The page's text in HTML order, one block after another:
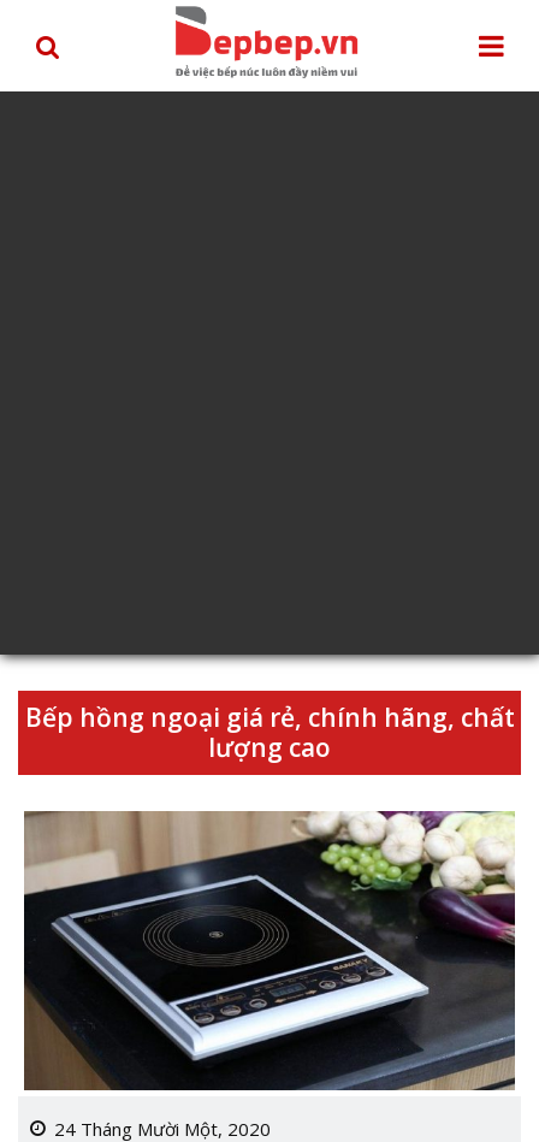
Bếp hồng ngoại giá rẻ, chính hãng, chất
lượng cao
24 Tháng Mười Một, 2020